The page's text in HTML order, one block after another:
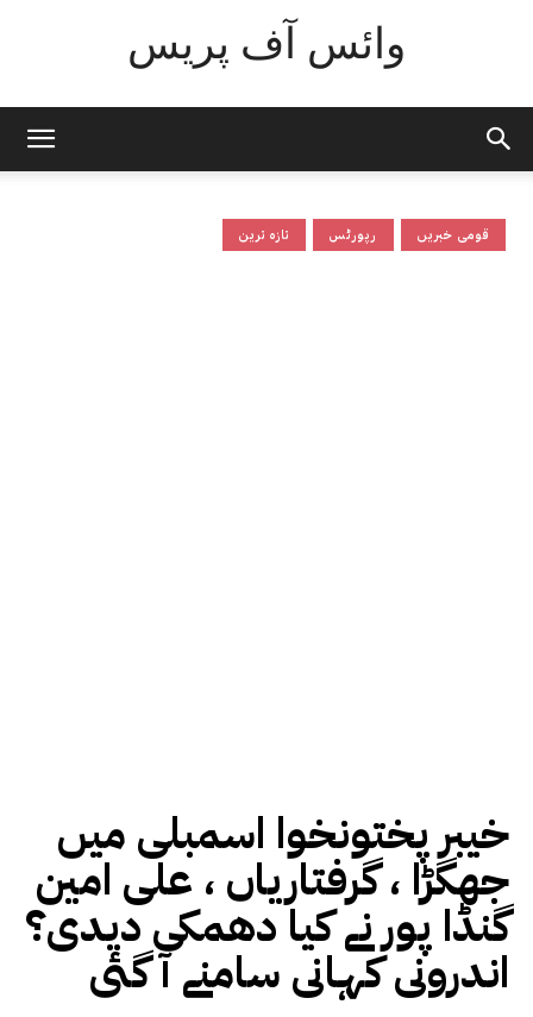
وائس آف پریس
تازہ ترین رپورٹس قومی خبریں
خیبر پختونخوا اسمبلی میں
جھگڑا ، گرفتاریاں ، علی امین
گنڈا پور نے کیا دھمکی دیدی؟
اندرونی کہانی سامنے آ گئی